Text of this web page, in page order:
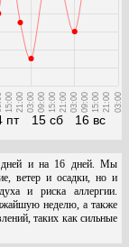
пт
15:00 21:00
15 сб
03:00 09:00 15:00 21:00
16 вс
03:00 09:00 15:00 21:00 03:00
и на 16 дней. Мы
ветер и осадки, но и
и риска аллергии.
неделю, а также
таких как сильные